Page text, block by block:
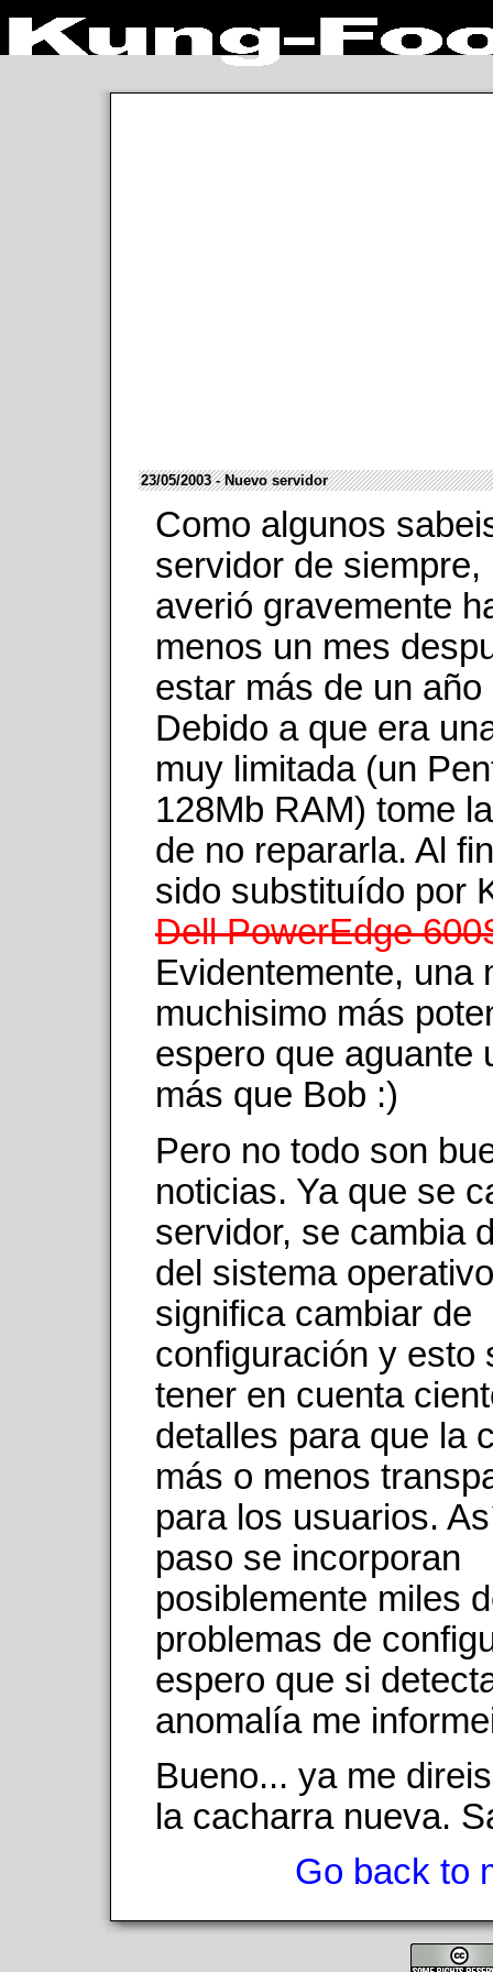
23/05/2003 - Nuevo servidor
Como algunos
servidor de siempre,
averió gravemente
menos un mes
estar más de un
Debido a que era
muy limitada (un
128Mb RAM) tome
de no repararla. Al
sido substituído por
Dell PowerEdge
Evidentemente, una
muchisimo más
espero que aguante
más que Bob :)
Pero no todo son
noticias. Ya que se
servidor, se cambia
del sistema
significa cambiar de
configuración y esto
tener en cuenta
detalles para que la
más o menos
para los usuarios.
paso se incorporan
posiblemente miles
problemas de
espero que si
anomalía me
Bueno... ya me
la cacharra nueva.
Go back to